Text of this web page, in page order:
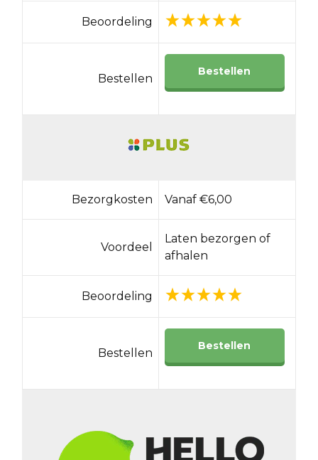
Beoordeling
Bestellen
Bestellen
Bezorgkosten Vanaf €6,00
Voordeel
Laten bezorgen of
afhalen
Beoordeling
Bestellen
Bestellen